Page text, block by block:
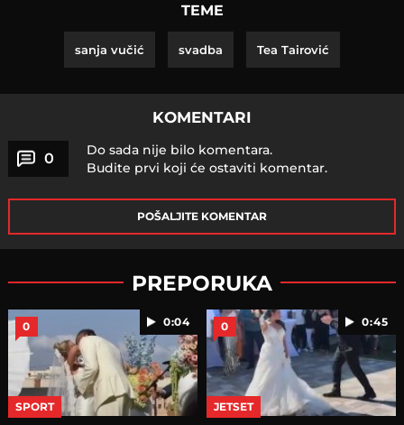
TEME
sanja vučić svadba Tea Tairović
KOMENTARI
0
Do sada nije bilo komentara.
Budite prvi koji će ostaviti komentar.
POŠALJITE KOMENTAR
PREPORUKA
0:04
0
SPORT
0:45
0
JETSET